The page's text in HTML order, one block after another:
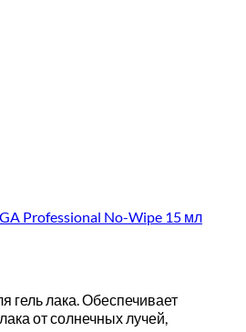
Professional No-Wipe 15 мл
гель лака. Обеспечивает
от солнечных лучей,